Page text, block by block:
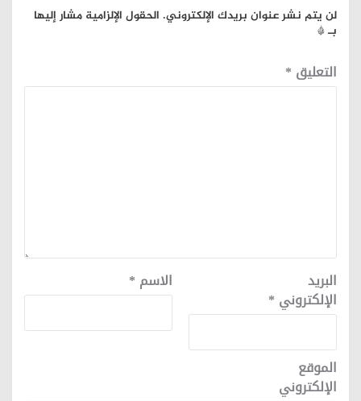
لن يتم نشر عنوان بريدك الإلكتروني. الحقول الإلزامية مشار إليها
بـ*
التعليق *
الاسم * البريد
الإلكتروني *
الموقع
الإلكتروني